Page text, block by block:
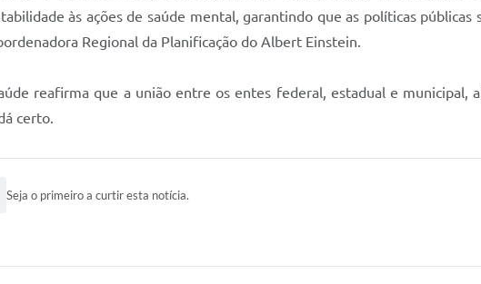
às ações de saúde mental, garantindo que as políticas
Regional da Planificação do Albert Einstein.
reafirma que a união entre os entes federal, estadual e
certo.
Seja o primeiro a curtir esta notícia.